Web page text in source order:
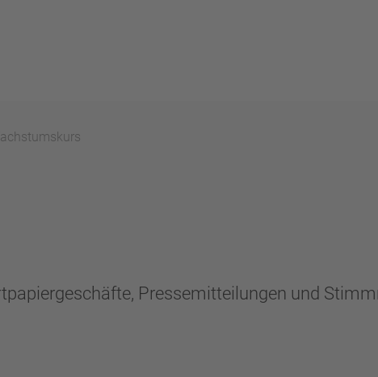
Pressemitteilungen und